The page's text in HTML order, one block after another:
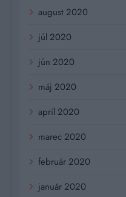
august 2020
júl 2020
jún 2020
máj 2020
apríl 2020
marec 2020
február 2020
január 2020